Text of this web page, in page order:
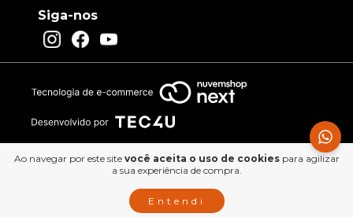
Ao navegar por este site você aceita o uso de cookiespara agilizar
a sua experiência de compra.
Entendi
Siga-nos